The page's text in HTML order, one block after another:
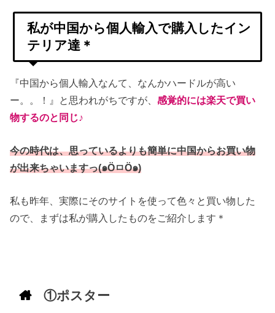
私が中国から個人輸入で購入したイン
テリア達＊
『中国から個人輸入なんて、なんかハードルが高い
ー。。！』と思われがちですが、感覚的には楽天で買い
物するのと同じ♪
今の時代は、思っているよりも簡単に中国からお買い物
が出来ちゃいますっ(๑ÖㅁÖ๑)
私も昨年、実際にそのサイトを使って色々と買い物した
ので、まずは私が購入したものをご紹介します＊
①ポスター